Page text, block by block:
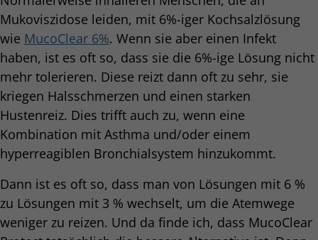
Mukoviszidose leiden, mit 6%-iger Kochsalzlösung
wie MucoClear 6%. Wenn sie aber einen Infekt
haben, ist es oft so, dass sie die 6%-ige Lösung nicht
mehr tolerieren. Diese reizt dann oft zu sehr, sie
kriegen Halsschmerzen und einen starken
Hustenreiz. Dies trifft auch zu, wenn eine
Kombination mit Asthma und/oder einem
hyperreagiblen Bronchialsystem hinzukommt.
Dann ist es oft so, dass man von Lösungen mit 6 %
zu Lösungen mit 3 % wechselt, um die Atemwege
weniger zu reizen. Und da finde ich, dass MucoClear